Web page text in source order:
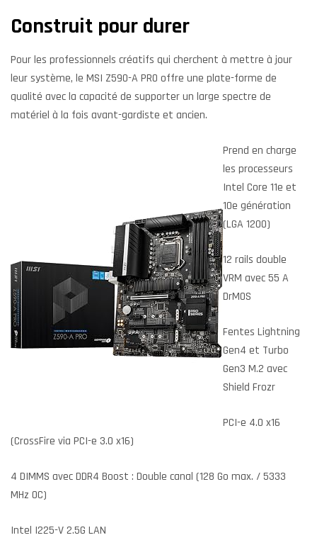
Construit pour durer
Pour les professionnels créatifs qui cherchent à mettre à jour
leur système, le MSI Z590-A PRO offre une plate-forme de
qualité avec la capacité de supporter un large spectre de
matériel à la fois avant-gardiste et ancien.
Prend en charge
les processeurs
Intel Core 11e et
10e génération
(LGA 1200)
12 rails double
VRM avec 55 A
DrMOS
Fentes Lightning
Gen4 et Turbo
Gen3 M.2 avec
Shield Frozr
PCI-e 4.0 x16
(CrossFire via PCI-e 3.0 x16)
4 DIMMS avec DDR4 Boost : Double canal (128 Go max. / 5333
MHz OC)
Intel I225-V 2.5G LAN